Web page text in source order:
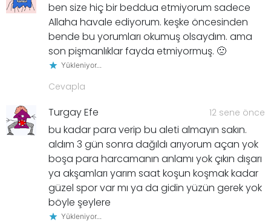
ben size hiç bir beddua etmiyorum sadece
Allaha havale ediyorum. keşke öncesinden
bende bu yorumları okumuş olsaydım. ama
son pişmanlıklar fayda etmiyormuş. 🙁
Yükleniyor...
Cevapla
Turgay Efe 12 sene önce
bu kadar para verip bu aleti almayın sakın.
aldım 3 gün sonra dağıldı arıyorum açan yok
boşa para harcamanın anlamı yok çıkın dışarı
ya akşamları yarım saat koşun koşmak kadar
güzel spor var mı ya da gidin yüzün gerek yok
böyle şeylere
Yükleniyor...